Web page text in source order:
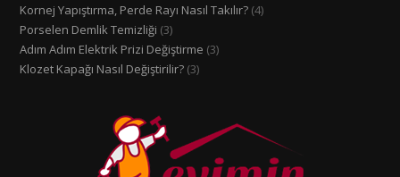
Kornej Yapıştırma, Perde Rayı Nasıl Takılır? (4)
Porselen Demlik Temizliği (3)
Adım Adım Elektrik Prizi Değiştirme (3)
Klozet Kapağı Nasıl Değiştirilir? (3)